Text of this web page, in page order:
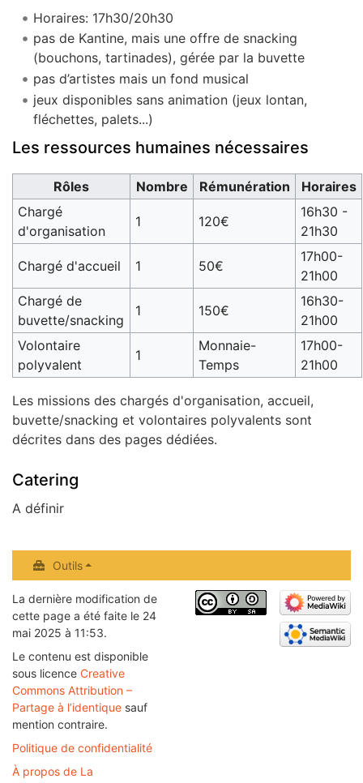
Horaires: 17h30/20h30
pas de Kantine, mais une offre de snacking
(bouchons, tartinades), gérée par la buvette
pas d’artistes mais un fond musical
jeux disponibles sans animation (jeux lontan,
fléchettes, palets...)
Les ressources humaines nécessaires
Rôles Nombre Rémunération
Horaires
Chargé
d'organisation
1 120€
16h30 -
21h30
Chargé d'accueil 1 50€
17h00-
21h00
Chargé de
buvette/snacking
1 150€
16h30-
21h00
Volontaire
polyvalent
1
Monnaie-
Temps
17h00-
21h00
Les missions des chargés d'organisation, accueil,
buvette/snacking et volontaires polyvalents sont
décrites dans des pages dédiées.
Catering
A définir
Outils
La dernière modification de
cette page a été faite le 24
mai 2025 à 11:53.
Le contenu est disponible
sous licence Creative
Commons Attribution –
Partage à l’identique sauf
mention contraire.
Politique de confidentialité
À propos de La